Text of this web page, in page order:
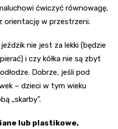
ćwiczyć równowagę,
orientację w przestrzeni.
nie jest za lekki (będzie
i czy kółka nie są zbyt
Dobrze, jeśli pod
– dzieci w tym wieku
„skarby”.
lub plastikowe,